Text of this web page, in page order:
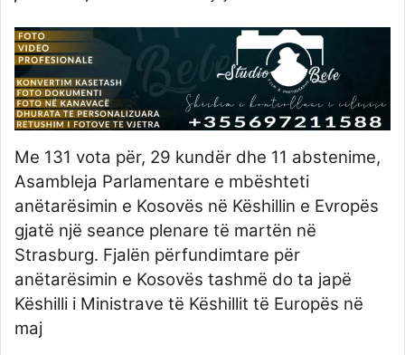
Me 131 vota për, 29 kundër dhe 11 abstenime,
Asambleja Parlamentare e mbështeti
anëtarësimin e Kosovës në Këshillin e Evropës
gjatë një seance plenare të martën në
Strasburg. Fjalën përfundimtare për
anëtarësimin e Kosovës tashmë do ta japë
Këshilli i Ministrave të Këshillit të Europës në
maj